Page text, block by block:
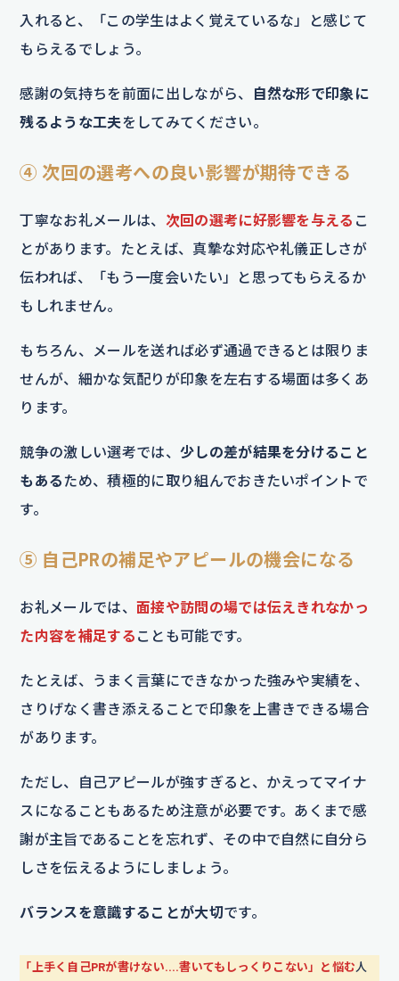
入れると、「この学生はよく覚えているな」と感じて
もらえるでしょう。
感謝の気持ちを前面に出しながら、
自然な形で印象に
残るような工夫をしてみてください。
④ 次回の選考への良い影響が期待できる
丁寧なお礼メールは、 次回の選考に好影響を与える こ
とがあります。たとえば、真摯な対応や礼儀正しさが
伝われば、「もう一度会いたい」と思ってもらえるか
もしれません。
もちろん、メールを送れば必ず通過できるとは限りま
せんが、細かな気配りが印象を左右する場面は多くあ
ります。
競争の激しい選考では、 少しの差が結果を分けること
もあるため、積極的に取り組んでおきたいポイントで
す。
⑤ 自己PRの補足やアピールの機会になる
お礼メールでは、 面接や訪問の場では伝えきれなかっ
た内容を補足する ことも可能です。
たとえば、うまく言葉にできなかった強みや実績を、
さりげなく書き添えることで印象を上書きできる場合
があります。
ただし、自己アピールが強すぎると、かえってマイナ
スになることもあるため注意が必要です。あくまで感
謝が主旨であることを忘れず、その中で自然に自分ら
しさを伝えるようにしましょう。
バランスを意識することが大切です。
「上手く自己PRが書けない….書いてもしっくりこない」と悩む人